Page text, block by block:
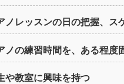
ノレッスンの日の把握、ス
ノの練習時間を、ある程度
や教室に興味を持つ